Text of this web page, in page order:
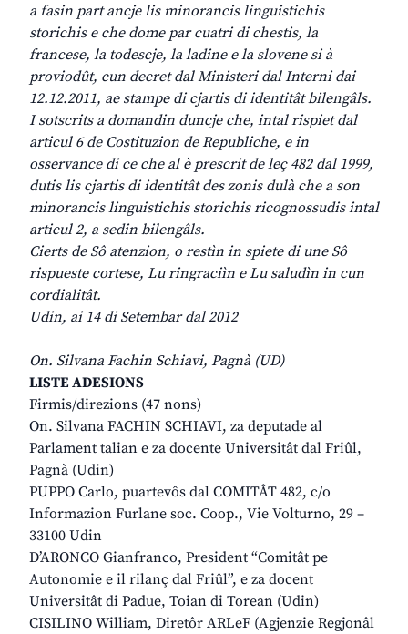
a fasin part ancje lis minorancis linguistichis
storichis e che dome par cuatri di chestis, la
francese, la todescje, la ladine e la slovene si à
proviodût, cun decret dal Ministeri dal Interni dai
12.12.2011, ae stampe di cjartis di identitât bilengâls.
I sotscrits a domandin duncje che, intal rispiet dal
articul 6 de Costituzion de Republiche, e in
osservance di ce che al è prescrit de leç 482 dal 1999,
dutis lis cjartis di identitât des zonis dulà che a son
minorancis linguistichis storichis ricognossudis intal
articul 2, a sedin bilengâls.
Cierts de Sô atenzion, o restìn in spiete di une Sô
rispueste cortese, Lu ringraciìn e Lu saludìn in cun
cordialitât.
Udin, ai 14 di Setembar dal 2012
On. Silvana Fachin Schiavi, Pagnà (UD)
LISTE ADESIONS
Firmis/direzions (47 nons)
On. Silvana FACHIN SCHIAVI, za deputade al
Parlament talian e za docente Universitât dal Friûl,
Pagnà (Udin)
PUPPO Carlo, puartevôs dal COMITÂT 482, c/o
Informazion Furlane soc. Coop., Vie Volturno, 29 –
33100 Udin
D’ARONCO Gianfranco, President “Comitât pe
Autonomie e il rilanç dal Friûl”, e za docent
Universitât di Padue, Toian di Torean (Udin)
CISILINO William, Diretôr ARLeF (Agjenzie Regjonâl